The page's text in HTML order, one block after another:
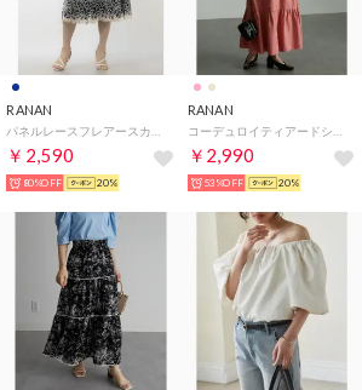
RANAN
￥2,590
80%OFF 20%
RANAN
￥2,990
53%OFF 20%